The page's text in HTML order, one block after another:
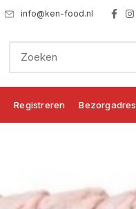
info@ken-food.nl
Registreren Bezorgadres